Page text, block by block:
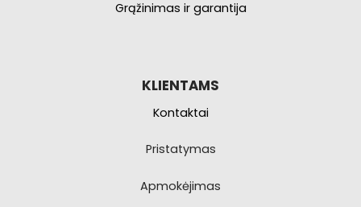
Grąžinimas ir garantija
KLIENTAMS
Kontaktai
Pristatymas
Apmokėjimas